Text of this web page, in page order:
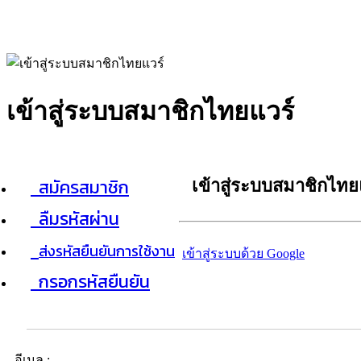
เข้าสู่ระบบสมาชิกไทยแวร์
สมัครสมาชิก
ลืมรหัสผ่าน
ส่งรหัสยืนยันการใช้งาน
กรอกรหัสยืนยัน
เข้าสู่ระบบสมาชิกไท
เข้าสู่ระบบด้วย Google